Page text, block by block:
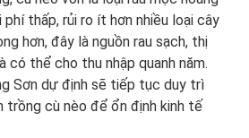
thấp, rủi ro ít hơn nhiều loại cây
hơn, đây là nguồn rau sạch, thị
có thể cho thu nhập quanh năm.
Sơn dự định sẽ tiếp tục duy trì
trồng cù nèo để ổn định kinh tế